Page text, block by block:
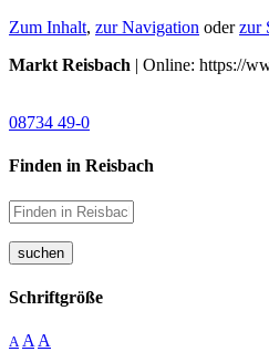
Zum Inhalt, zur Navigation oderzur
Markt Reisbach | Online: https://
08734 49-0
Finden in Reisbach
suchen
Schriftgröße
A A A